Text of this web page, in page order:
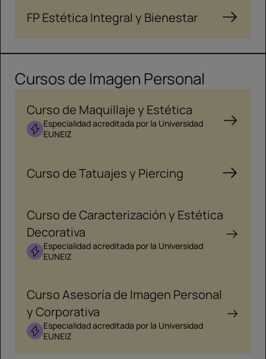
FP Estética Integral y Bienestar
Cursos de Imagen Personal
Curso de Maquillaje y Estética
Especialidad acreditada por la Universidad
EUNEIZ
Curso de Tatuajes y Piercing
Curso de Caracterización y Estética
Decorativa
Especialidad acreditada por la Universidad
EUNEIZ
Curso Asesoría de Imagen Personal
y Corporativa
Especialidad acreditada por la Universidad
EUNEIZ